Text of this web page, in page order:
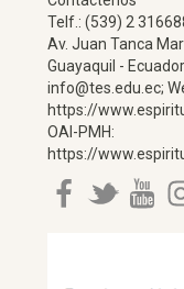
Telf.: (539) 2
Av. Juan Tanca
Guayaquil - Ecuador
info@tes.edu.ec;
https://
OAI-PMH:
https://